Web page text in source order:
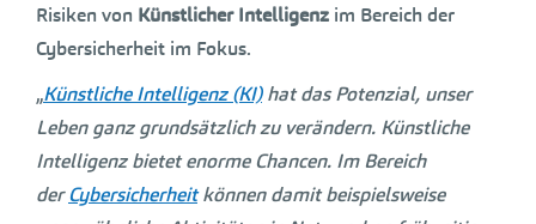
Risiken von Künstlicher Intelligenz im Bereich der
Cybersicherheit im Fokus.
„Künstliche Intelligenz (KI)hat das Potenzial, unser
Leben ganz grundsätzlich zu verändern. Künstliche
Intelligenz bietet enorme Chancen. Im Bereich
derCybersicherheitkönnen damit beispielsweise